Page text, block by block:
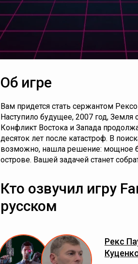
Об игре
Вам придется стать сержантом
Наступило будущее, 2007 год,
Конфликт Востока и Запада
десяток лет после катастроф. В
возможно, нашла решение: мощное
острове. Вашей задачей станет
Кто озвучил игру
русском
Рекс